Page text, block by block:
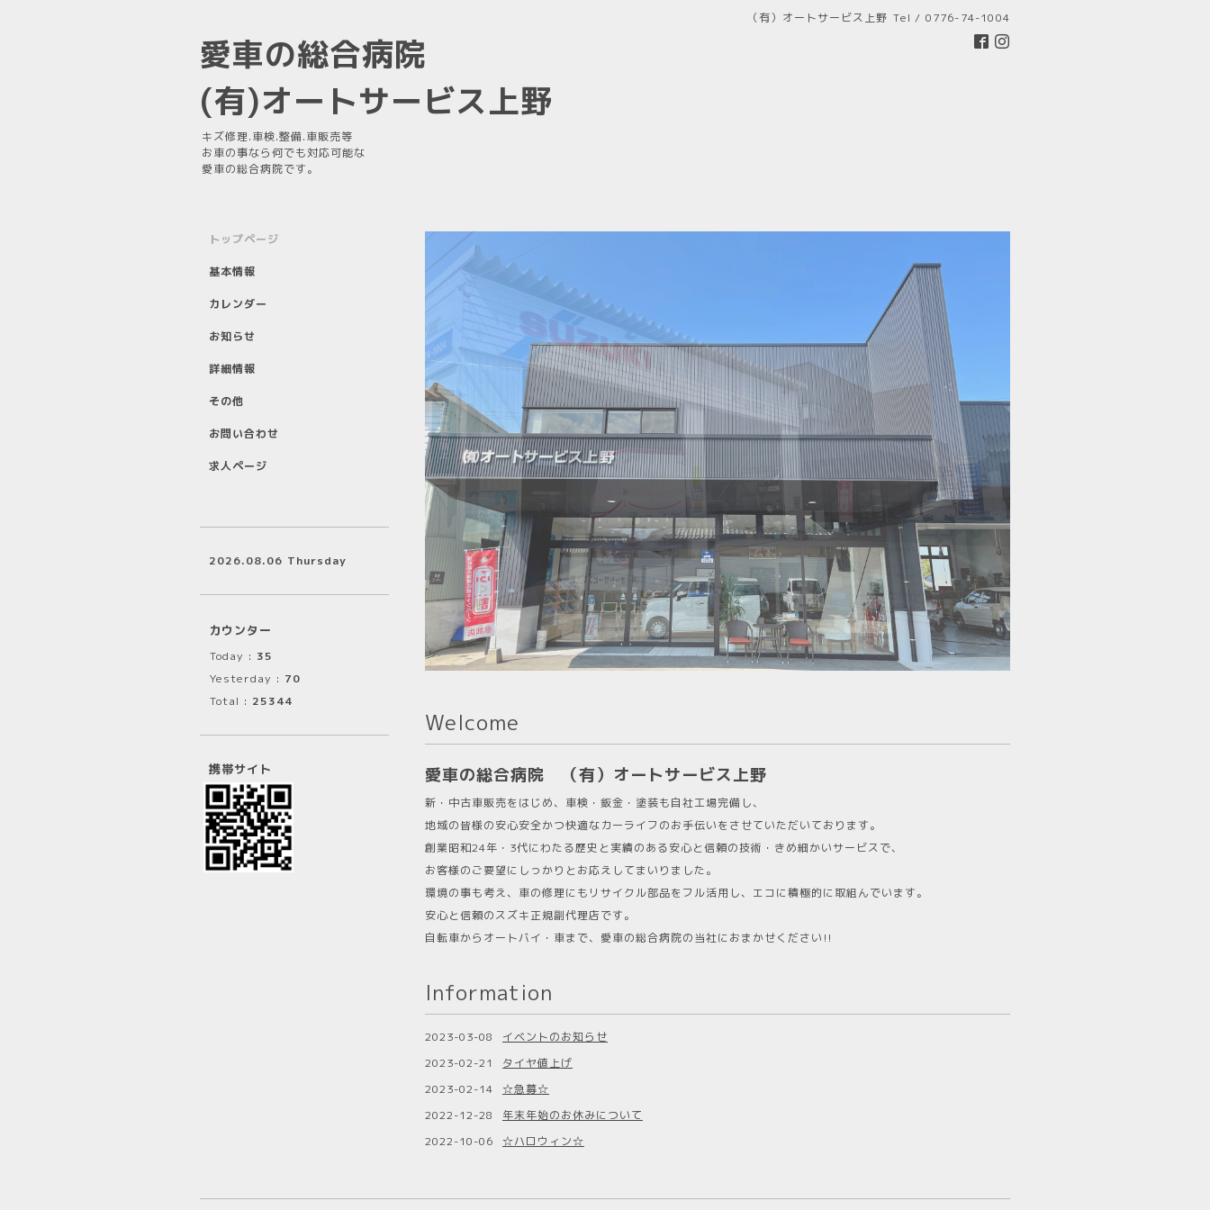
（有）オートサービス上野 Tel / 0776-74-1004
愛車の総合病院
(有)オートサービス上野
キズ修理.車検.整備.車販売等
お車の事なら何でも対応可能な
愛車の総合病院です。
Welcome
愛車の総合病院 （有）オートサービス上野
新・中古車販売をはじめ、車検・鈑金・塗装も自社工場完備し、
地域の皆様の安心安全かつ快適なカーライフのお手伝いをさせていただいております。
創業昭和24年・3代にわたる歴史と実績のある安心と信頼の技術・きめ細かいサービスで、
お客様のご要望にしっかりとお応えしてまいりました。
環境の事も考え、車の修理にもリサイクル部品をフル活用し、エコに積極的に取組んでいます。
安心と信頼のスズキ正規副代理店です。
自転車からオートバイ・車まで、愛車の総合病院の当社におまかせください!!
Information
2023-03-08
イベントのお知らせ
2023-02-21
タイヤ値上げ
2023-02-14
☆急募☆
2022-12-28
年末年始のお休みについて
2022-10-06
☆ハロウィン☆
トップページ
基本情報
カレンダー
お知らせ
詳細情報
その他
お問い合わせ
求人ページ
2026.08.06 Thursday
カウンター
Today : 35
Yesterday : 70
Total : 25344
携帯サイト